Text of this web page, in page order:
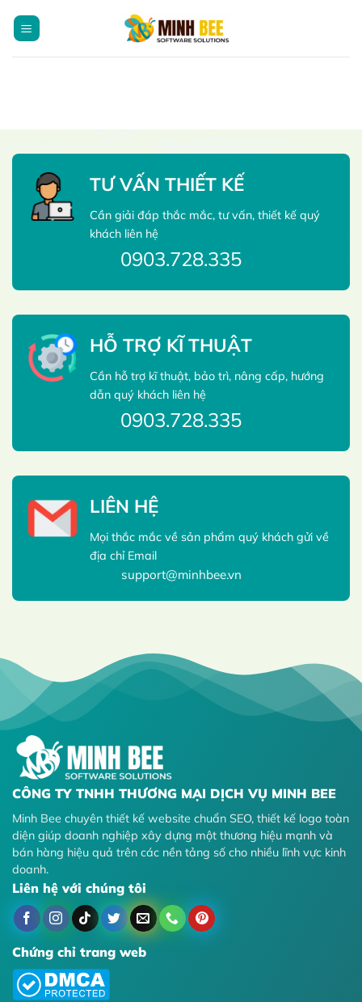
qua
TƯ VẤN THIẾT KẾ
Cần giải đáp thắc mắc, tư vấn, thiết kế quý
khách liên hệ
0903.728.335
HỖ TRỢ KĨ THUẬT
Cần hỗ trợ kĩ thuật, bảo trì, nâng cấp, hướng
dẫn quý khách liên hệ
0903.728.335
LIÊN HỆ
Mọi thắc mắc về sản phẩm quý khách gửi về
địa chỉ Email
support@minhbee.vn
CÔNG TY TNHH THƯƠNG MẠI DỊCH VỤ MINH BEE
Minh Bee chuyên thiết kế website chuẩn SEO, thiết kế logo toàn
diện giúp doanh nghiệp xây dựng một thương hiệu mạnh và
bán hàng hiệu quả trên các nền tảng số cho nhiều lĩnh vực kinh
doanh.
Liên hệ với chúng tôi
Chứng chỉ trang web